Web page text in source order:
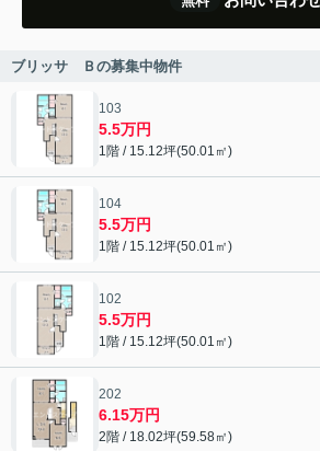
ブリッサ Ｂの募集中物件
103
5.5万円
1階 / 15.12坪(50.01㎡)
104
5.5万円
1階 / 15.12坪(50.01㎡)
102
5.5万円
1階 / 15.12坪(50.01㎡)
202
6.15万円
2階 / 18.02坪(59.58㎡)